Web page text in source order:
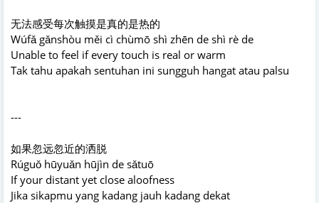
无法感受每次触摸是真的是热的
Wúfǎ gǎnshòu měi cì chùmō shì zhēn de shì rè de
Unable to feel if every touch is real or warm
Tak tahu apakah sentuhan ini sungguh hangat atau palsu
---
如果忽远忽近的洒脱
Rúguǒ hūyuǎn hūjìn de sǎtuō
If your distant yet close aloofness
Jika sikapmu yang kadang jauh kadang dekat